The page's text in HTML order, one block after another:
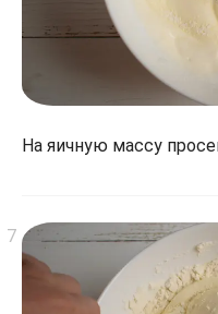
На яичную массу